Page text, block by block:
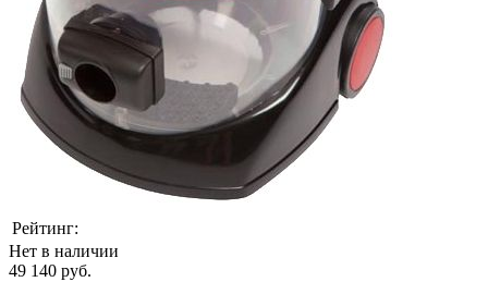
Рейтинг:
Нет в наличии
49 140 руб.